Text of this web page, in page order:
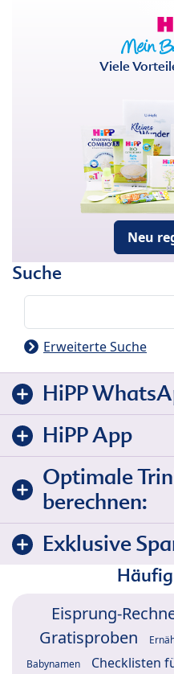
Viele
Neu
Suche
Erweiterte Suche
HiPP
HiPP App
Optimale
berechnen:
Exklusive
Eisprung-
Gratisproben
Babynamen Checklisten